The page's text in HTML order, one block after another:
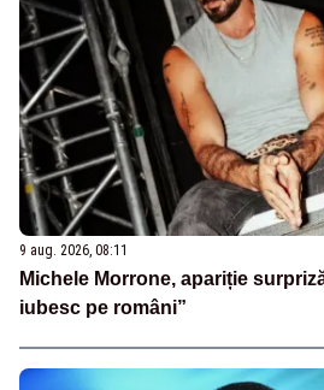
9 aug. 2026, 08:11
Michele Morrone, apariție
iubesc pe români”